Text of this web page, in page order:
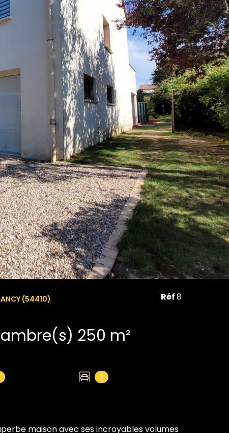
(54410)
Maison 7 pièce(s) 4 chambre(s) 250 m²
2
Réf8
maison avec ses incroyables volumes